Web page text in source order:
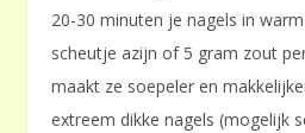
20-30 minuten je nagels in
scheutje azijn of 5 gram zout
maakt ze soepeler en
extreem dikke nagels (mogelijk